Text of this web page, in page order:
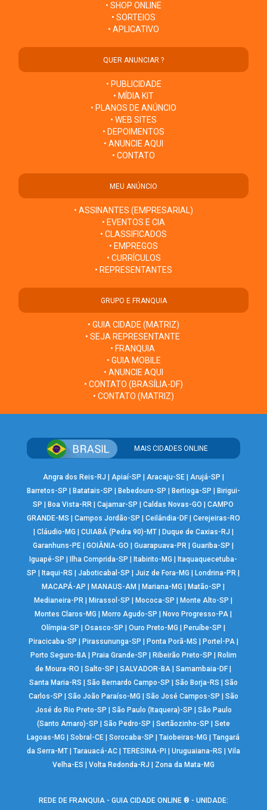
• SHOP ONLINE
• SORTEIOS
• APLICATIVO
QUER ANUNCIAR ?
• PUBLICIDADE
• MÍDIA KIT
• PLANOS DE ANÚNCIO
• WEB SITES
• DEPOIMENTOS
• ANUNCIE AQUI
• CONTATO
MEU ANÚNCIO
• ASSINANTES (EMPRESARIAL)
• EVENTOS E CIA
• CLASSIFICADOS
• EMPREGOS
• CURRÍCULOS
• REPRESENTANTES
GRUPO E FRANQUIA
• GUIA CIDADE (MATRIZ)
• SEJA REPRESENTANTE
• FRANQUIA
• GUIA MOBILE
• ANUNCIE AQUI
• CONTATO (BRASÍLIA-DF)
• CONTATO (MATRIZ)
MAIS CIDADES ONLINE
Angra dos Reis-RJ Apiaí-SP Aracaju-SE| Arujá-SP
Barretos-SP
Batatais-SP Bebedouro-SP Bertioga-SP
Birigui-
SP
Boa Vista-RR |Cajamar-SP |Caldas Novas-GO |CAMPO
GRANDE-MS
Campos Jordão-SP Ceilândia-DF| Cerejeiras-RO
Cláudio-MG CUIABÁ (Pedra 90)-MT| Duque de Caxias-RJ
Garanhuns-PE |GOIÂNIA-GO |Guarapuava-PR |Guariba-SP
Iguapé-SP
Ilha Comprida-SP Itabirito-MG
Itaquaquecetuba-
SP
Itaqui-RS |Jaboticabal-SP |Juiz de Fora-MG Londrina-PR
MACAPÁ-AP
MANAUS-AM Mariana-MG Matão-SP
Medianeira-PR
Mirassol-SP Mococa-SP Monte Alto-SP
Montes Claros-MG
Morro Agudo-SP Novo Progresso-PA
Olímpia-SP
|Osasco-SP |Ouro Preto-MG Peruíbe-SP
Piracicaba-SP
Pirassununga-SP Ponta Porã-MS Portel-PA|
Porto Seguro-BA| Praia Grande-SP Ribeirão Preto-SP
Rolim
de Moura-RO
|Salto-SP |SALVADOR-BA |Samambaia-DF
Santa Maria-RS
São Bernardo Campo-SP São Borja-RS
São
Carlos-SP
São João Paraíso-MG São José Campos-SP
São
José do Rio Preto-SP
São Paulo (Itaquera)-SP
São Paulo
(Santo Amaro)-SP
São Pedro-SP Sertãozinho-SP
Sete
Lagoas-MG
|Sobral-CE |Sorocaba-SP |Taiobeiras-MG |Tangará
da Serra-MT| Tarauacá-AC| TERESINA-PI Uruguaiana-RS
Vila
Velha-ES
Volta Redonda-RJ Zona da Mata-MG
REDE DE FRANQUIA - GUIA CIDADE ONLINE ® - UNIDADE: